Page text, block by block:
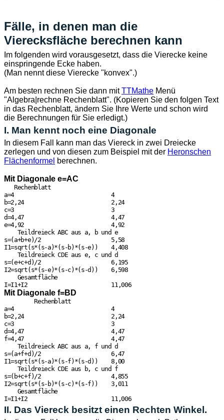
Fälle, in denen man die
Vierecksfläche berechnen kann
Im folgenden wird vorausgesetzt, dass die Vierecke keine
einspringende Ecke haben.
(Man nennt diese Vierecke "konvex".)
Am besten rechnen Sie dann mitTTMathe Menü
"Algebra|rechne Rechenblatt". (Kopieren Sie den folgen Text
in das Rechenblatt, ändern Sie Ihre Werte und schon wird
die Berechnungen für Sie erledigt.)
I. Man kennt noch eine Diagonale
In diesem Fall kann man das Viereck in zwei Dreiecke
zerlegen und von diesen zum Beispiel mit der Heronschen
Flächenformel berechnen.
Mit Diagonale e=AC
   Rechenblatt
a=4                             4
b=2,24                          2,24
c=3                             3
d=4,47                          4,47
e=4,92                          4,92
    Teildreieck ABC aus a, b und e
s=(a+b+e)/2                     5,58
I1=sqrt(s*(s-a)*(s-b)*(s-e))    4,408
    Teildreieck CDE aus e, c und d
s=(e+c+d)/2                     6,195
I2=sqrt(s*(s-e)*(s-c)*(s-d))    6,598
    Gesamtfläche
I=I1+I2                         11,006
Mit Diagonale f=BD
         Rechenblatt
a=4                             4
b=2,24                          2,24
c=3                             3
d=4,47                          4,47
f=4,47                          4,47
    Teildreieck ABC aus a, f und d
s=(a+f+d)/2                     6,47
I1=sqrt(s*(s-a)*(s-f)*(s-d))    8,00
    Teildreieck CDE aus b, c und f
s=(b+c+f)/2                     4,855
I2=sqrt(s*(s-b)*(s-c)*(s-f))    3,011
    Gesamtfläche
I=I1+I2                         11,006
II. Das Viereck besitzt einen Rechten Winkel.